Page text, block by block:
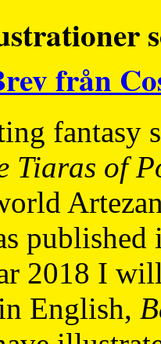
från
fantasy
Tiaras of
published
2018 I
English,